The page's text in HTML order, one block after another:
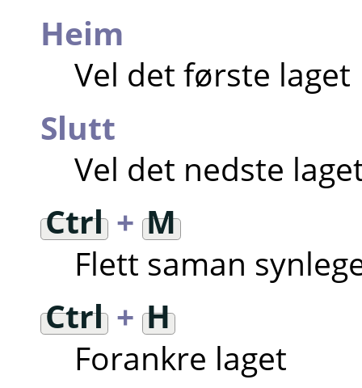
Heim
Vel det første laget
Slutt
Vel det nedste
Ctrl+ M
Flett saman
Ctrl+ H
Forankre laget